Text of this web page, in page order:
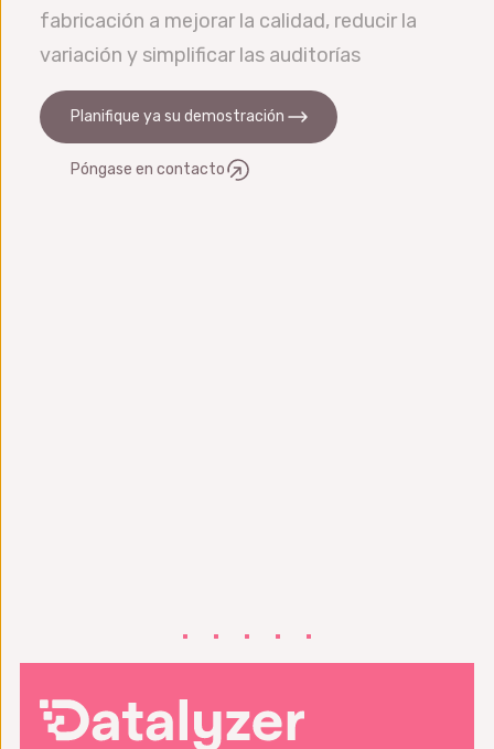
fabricación a mejorar la calidad, reducir la
variación y simplificar las auditorías
Planifique ya su demostración
Póngase en contacto